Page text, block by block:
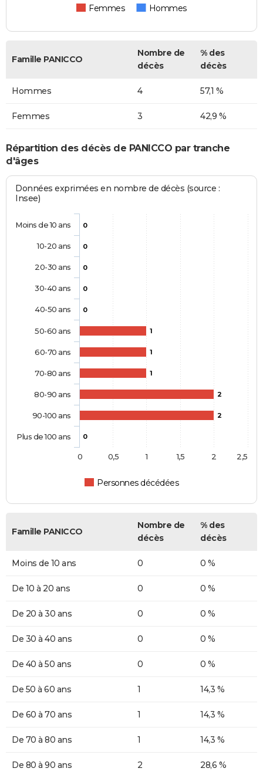
Femmes Hommes
Famille PANICCO
Nombre de
décès
% des
décès
Hommes 4 57,1 %
Femmes 3 42,9 %
Répartition des décès de PANICCO par tranche
d'âges
Données exprimées en nombre de décès (source :
Insee)
0
0
0
0
0
1
1
1
2
2
0
Personnes décédées
Moins de 10 ans
10-20 ans
20-30 ans
30-40 ans
40-50 ans
50-60 ans
60-70 ans
70-80 ans
80-90 ans
90-100 ans
Plus de 100 ans
0 0,5 1 1,5 2 2,5
Famille PANICCO
Nombre de
décès
% des
décès
Moins de 10 ans 0 0 %
De 10 à 20 ans 0 0 %
De 20 à 30 ans 0 0 %
De 30 à 40 ans 0 0 %
De 40 à 50 ans 0 0 %
De 50 à 60 ans 1 14,3 %
De 60 à 70 ans 1 14,3 %
De 70 à 80 ans 1 14,3 %
De 80 à 90 ans 2 28,6 %